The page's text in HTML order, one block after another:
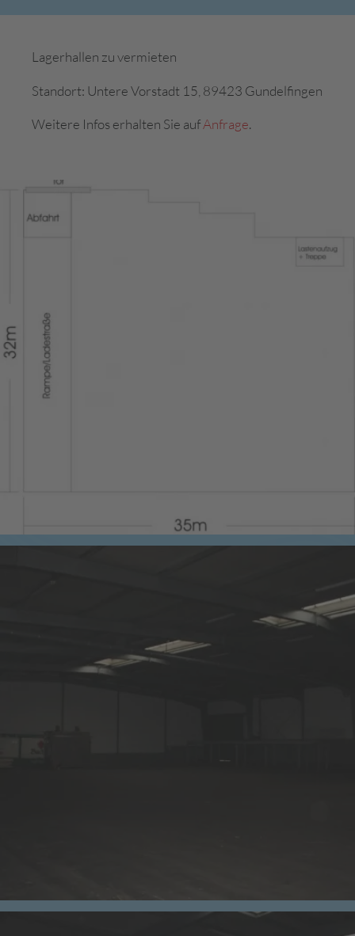
Lagerhallen zu vermieten
Standort: Untere Vorstadt 15, 89423 Gundelfingen
Weitere Infos erhalten Sie aufAnfrage.